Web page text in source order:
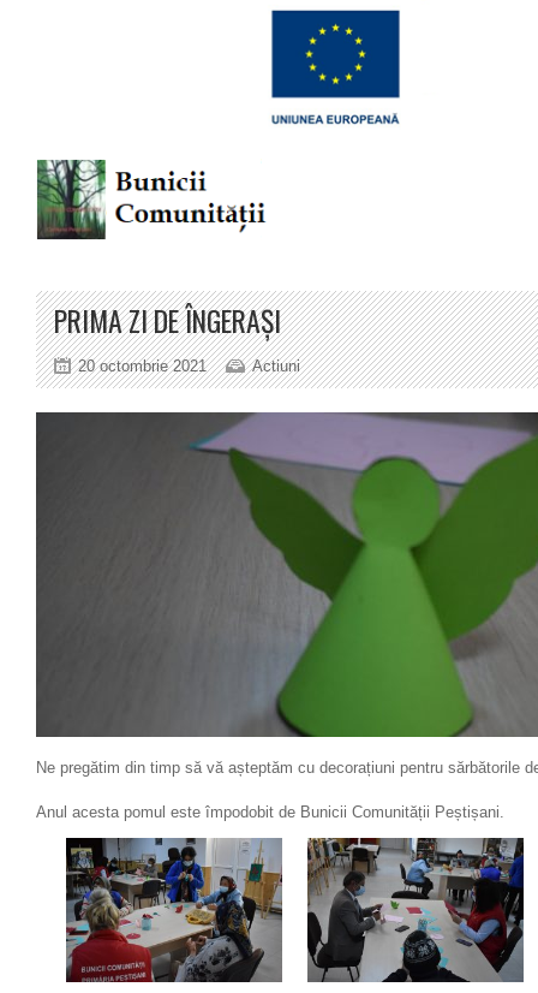
PRIMA ZI DE ÎNGERAȘI
20 octombrie 2021 Actiuni
Ne pregătim din timp să vă așteptăm cu decorațiuni pentru sărbătorile
Anul acesta pomul este împodobit de Bunicii Comunității Peștișani.